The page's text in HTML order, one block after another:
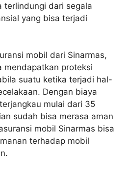
terlindungi dari segala
yang bisa terjadi
mobil dari Sinarmas,
mendapatkan proteksi
suatu ketika terjadi hal-
Dengan biaya
mulai dari 35
sudah bisa merasa aman
mobil Sinarmas bisa
terhadap mobil